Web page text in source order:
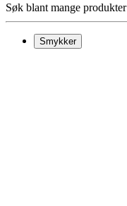
Søk blant mange produkter
Smykker